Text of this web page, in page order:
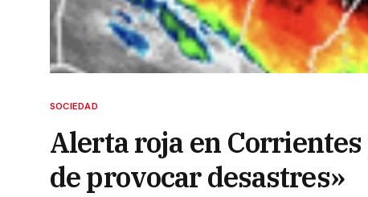
SOCIEDAD
Alerta roja en
de provocar desastres»